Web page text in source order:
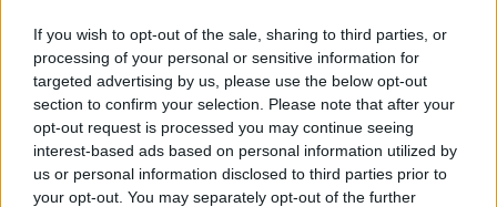
If you wish to opt-out of the sale, sharing to third parties, or
processing of your personal or sensitive information for
targeted advertising by us, please use the below opt-out
section to confirm your selection. Please note that after your
opt-out request is processed you may continue seeing
interest-based ads based on personal information utilized by
us or personal information disclosed to third parties prior to
your opt-out. You may separately opt-out of the further
POLITICA
PSD cere activarea mecanismului european
de urgență pentru energie și susține
menținerea centralelor pe cărbune. Critici la